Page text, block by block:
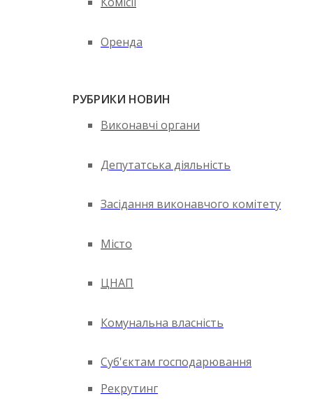
Оренда
РУБРИКИ НОВИН
Виконавчі органи
Депутатська діяльність
Засідання виконавчого комітету
Місто
ЦНАП
Комунальна власність
Суб'єктам господарювання
Рекрутинг